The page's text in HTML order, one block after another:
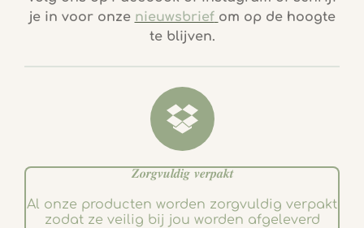
b
o
k
t
a
g
a
je in voor onze nieuwsbrief om op de hoogte
te blijven.
𝒁𝒐𝒓𝒈𝒗𝒖𝒍𝒅𝒊𝒈 𝒗𝒆𝒓𝒑𝒂𝒌𝒕
Al onze producten worden zorgvuldig verpakt
zodat ze veilig bij jou worden afgeleverd